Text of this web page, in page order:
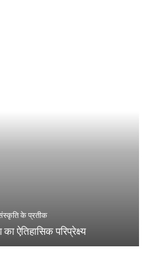
के प्रतीक
ऐतिहासिक परिप्रेक्ष्य